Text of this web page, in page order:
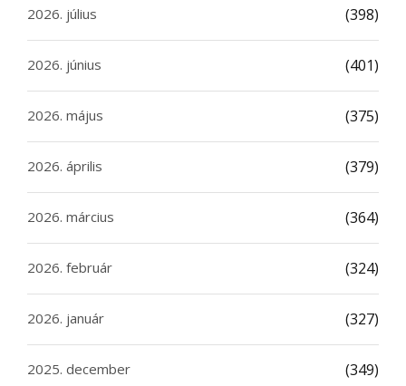
2026. július (398)
2026. június (401)
2026. május (375)
2026. április (379)
2026. március (364)
2026. február (324)
2026. január (327)
2025. december (349)